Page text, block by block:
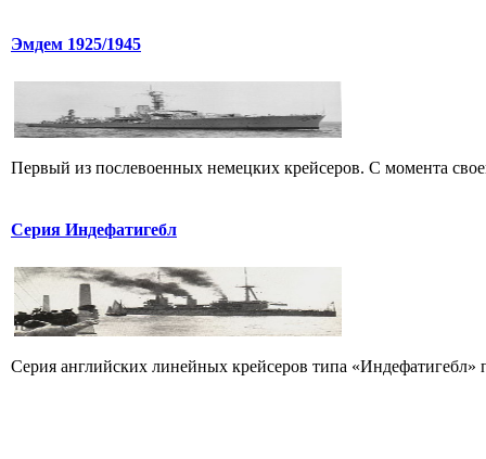
Эмдем 1925/1945
Первый из послевоенных немецких крейсеров. С момента
Серия Индефатигебл
Серия английских линейных крейсеров типа